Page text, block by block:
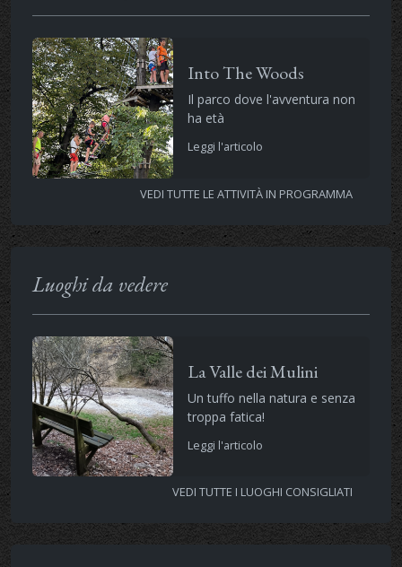
Into The Woods
Il parco dove l'avventura non
ha età
Leggi l'articolo
VEDI TUTTE LE ATTIVITÀ IN PROGRAMMA
Luoghi da vedere
La Valle dei Mulini
Un tuffo nella natura e senza
troppa fatica!
Leggi l'articolo
VEDI TUTTE I LUOGHI CONSIGLIATI